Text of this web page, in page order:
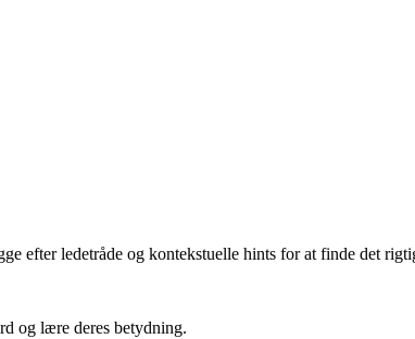
efter ledetråde og kontekstuelle hints for at finde det
og lære deres betydning.